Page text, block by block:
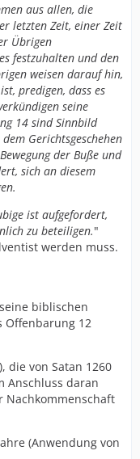
aus allen, die
letzten Zeit, einer Zeit
Übrigen
festzuhalten und den
weisen darauf hin,
predigen, dass es
seine
14 sind Sinnbild
Gerichtsgeschehen
der Buße und
sich an diesem
ist aufgefordert,
zu beteiligen."
werden muss.
biblischen
Offenbarung 12
die von Satan 1260
Anschluss daran
Nachkommenschaft
(Anwendung von